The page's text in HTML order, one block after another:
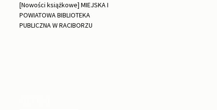
[Nowości książkowe] MIEJSKA I
POWIATOWA BIBLIOTEKA
PUBLICZNA W RACIBORZU